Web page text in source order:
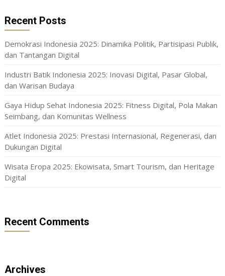
Recent Posts
Demokrasi Indonesia 2025: Dinamika Politik, Partisipasi Publik,
dan Tantangan Digital
Industri Batik Indonesia 2025: Inovasi Digital, Pasar Global,
dan Warisan Budaya
Gaya Hidup Sehat Indonesia 2025: Fitness Digital, Pola Makan
Seimbang, dan Komunitas Wellness
Atlet Indonesia 2025: Prestasi Internasional, Regenerasi, dan
Dukungan Digital
Wisata Eropa 2025: Ekowisata, Smart Tourism, dan Heritage
Digital
Recent Comments
Archives